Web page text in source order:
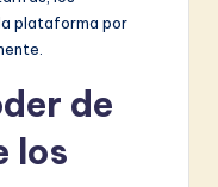
plataforma por
de
los